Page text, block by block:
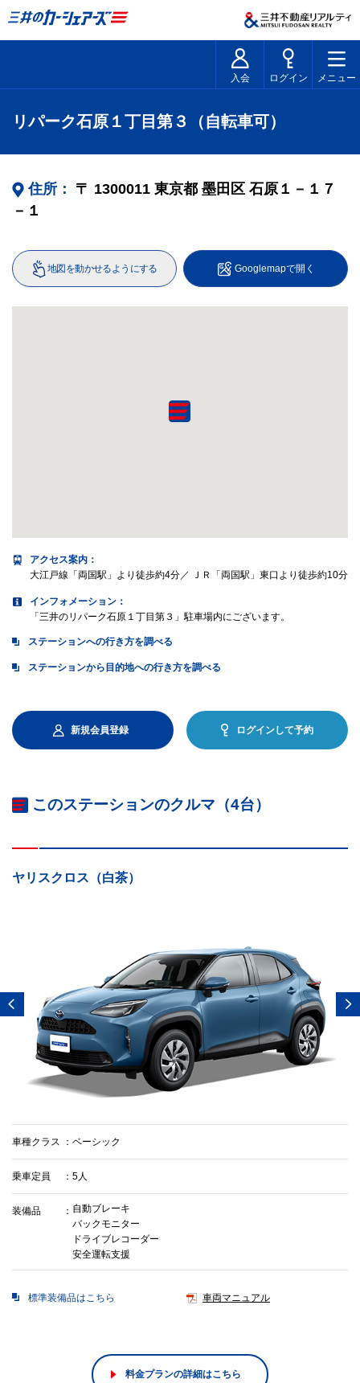
入会 ログイン メニュー
リパーク石原１丁目第３（自転車可）
住所： 〒 1300011 東京都 墨田区 石原１－１７
－１
地図を動かせるようにする Googlemapで開く
アクセス案内 ：
大江戸線「両国駅」より徒歩約4分／ ＪＲ「両国駅」東口より徒歩約10分
インフォメーション：
「三井のリパーク石原１丁目第３」駐車場内にございます。
ステーションへの行き方を調べる
ステーションから目的地への行き方を調べる
新規会員登録 ログインして予約
このステーションのクルマ（4台）
ヤリスクロス（白茶）
車種クラス ベーシック
乗車定員 5人
装備品
自動ブレーキ
バックモニター
ドライブレコーダー
安全運転支援
標準装備品はこちら 車両マニュアル
料金プランの詳細はこちら